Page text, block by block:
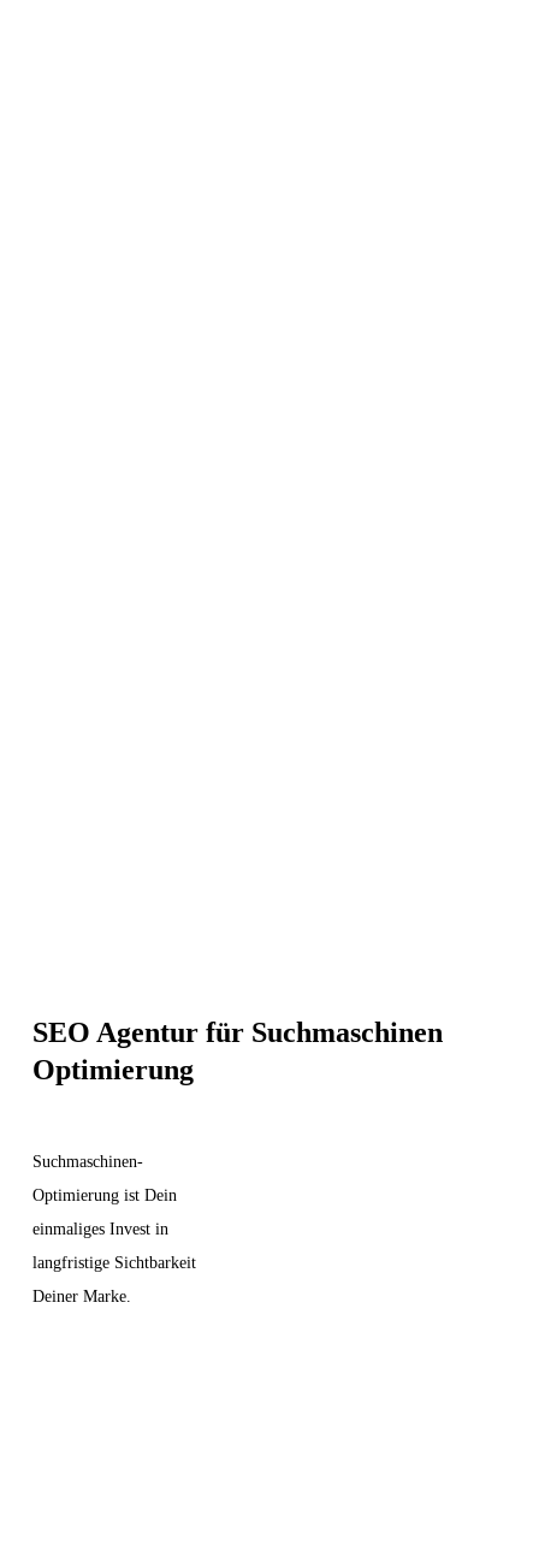
SEO Agentur für Suchmaschinen
Optimierung
Suchmaschinen-
Optimierung ist Dein
einmaliges Invest in
langfristige Sichtbarkeit
Deiner Marke.